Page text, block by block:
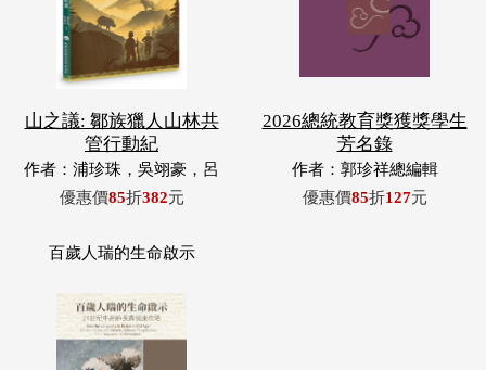
山之議: 鄒族獵人山林共
管行動紀
作者：浦珍珠，吳翊豪，呂
翊齊，張惠東，許玉青，王
優惠價85折382元
2026總統教育獎獲獎學生
芳名錄
作者：郭珍祥總編輯
優惠價85折127元
百歲人瑞的生命啟示